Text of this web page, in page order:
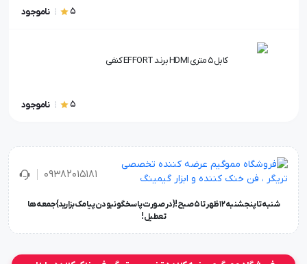
5 ناموجود
کابل 5 متری HDMI برند EFFORT کنفی
5 ناموجود
۰۹۳۸۲۰۱۵۱۸۱
شنبه تا پنجشنبه ۱۲ ظهر تا 5 صبح!{در صورت پاسخگو نبودن پیامک بزارید} جمعه ها
تعطیل !